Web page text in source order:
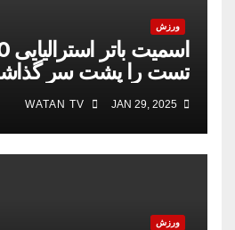
ورزش
تست را پشت سر
ورزش